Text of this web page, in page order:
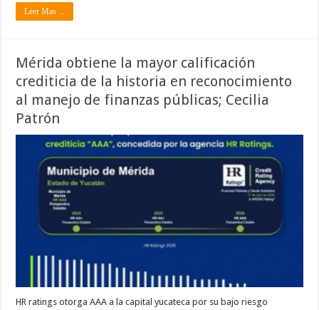
Leer Mas ...
Mérida obtiene la mayor calificación
crediticia de la historia en reconocimiento
al manejo de finanzas públicas; Cecilia
Patrón
HR ratings otorga AAA a la capital yucateca por su bajo riesgo